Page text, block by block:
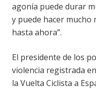
agonía puede durar
y puede hacer mucho
hasta ahora”.
El presidente de los
violencia registrada
la Vuelta Ciclista a